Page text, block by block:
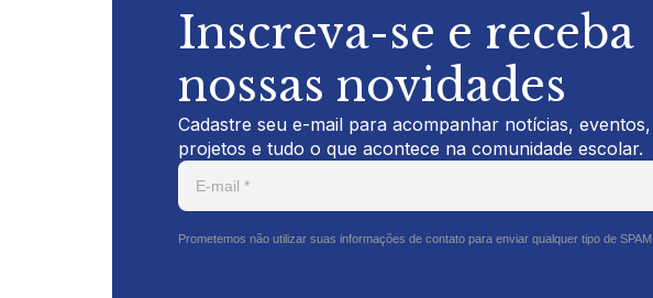
Inscreva-se e receba
nossas novidades
Cadastre seu e-mail para acompanhar notícias, eventos,
projetos e tudo o que acontece na comunidade escolar.
Prometemos não utilizar suas informações de contato para enviar qualquer tipo de SPAM.